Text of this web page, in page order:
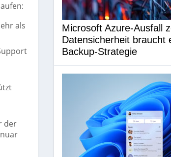
als
der
Microsoft Azure-Ausfall
Datensicherheit braucht
Backup-Strategie